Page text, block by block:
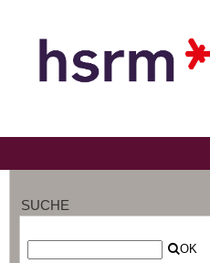
SUCHE
OK